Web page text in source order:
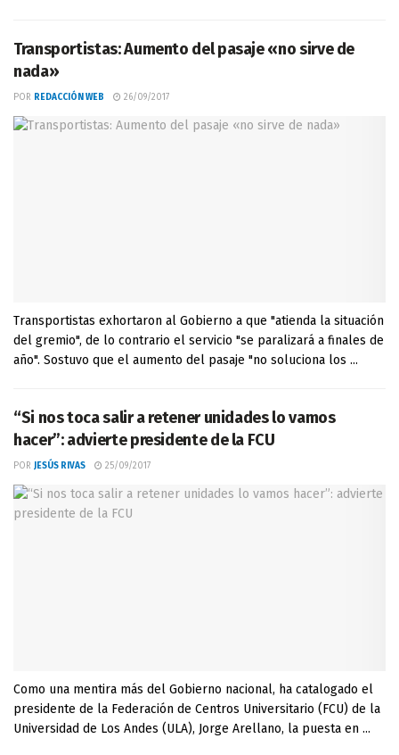
Transportistas: Aumento del pasaje «no sirve de
nada»
POR REDACCIÓN WEB 26/09/2017
Transportistas exhortaron al Gobierno a que "atienda la situación
del gremio", de lo contrario el servicio "se paralizará a finales de
año". Sostuvo que el aumento del pasaje "no soluciona los ...
“Si nos toca salir a retener unidades lo vamos
hacer”: advierte presidente de la FCU
POR JESÚS RIVAS 25/09/2017
Como una mentira más del Gobierno nacional, ha catalogado el
presidente de la Federación de Centros Universitario (FCU) de la
Universidad de Los Andes (ULA), Jorge Arellano, la puesta en ...